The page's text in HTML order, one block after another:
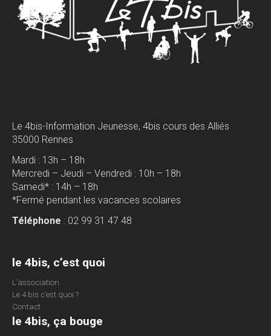
Le 4bis-Information Jeunesse, 4bis cours des Alliés
35000 Rennes
Mardi : 13h – 18h
Mercredi – Jeudi – Vendredi : 10h – 18h
Samedi* : 14h – 18h
*Fermé pendant les vacances scolaires
Téléphone : 02 99 31 47 48
le 4bis, c’est quoi
L’association
Le 4 bis c’est quoi ?
Contact
le 4bis, ça bouge